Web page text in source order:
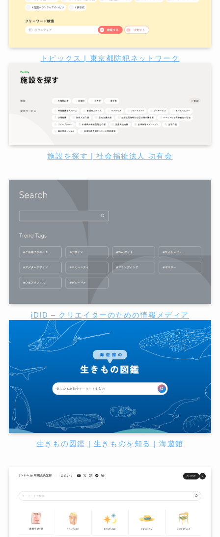
トピックス | 東京都防犯ネットワーク
施設を探す | 社会福祉法人 功有会
iDID – クリエイターのための情報メディア
生きもの図鑑 | 生きものを知る | 海遊館